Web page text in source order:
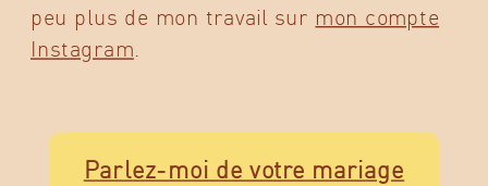
peu plus de mon travail sur mon compte
Instagram
Parlez-moi de votre mariage